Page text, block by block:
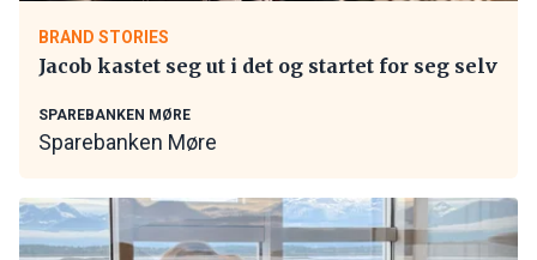
BRAND STORIES
Jacob kastet seg ut i det og startet for seg selv
SPAREBANKEN MØRE
Sparebanken Møre